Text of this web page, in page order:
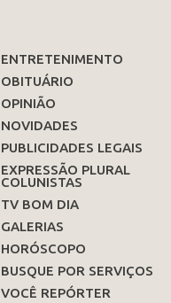
ENTRETENIMENTO
OBITUÁRIO
OPINIÃO
NOVIDADES
PUBLICIDADES LEGAIS
EXPRESSÃO PLURAL
COLUNISTAS
TV BOM DIA
GALERIAS
HORÓSCOPO
BUSQUE POR SERVIÇOS
VOCÊ REPÓRTER